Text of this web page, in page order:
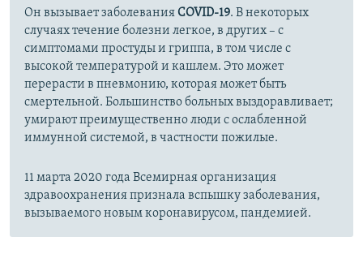
Он вызывает заболеванияCOVID-19. В некоторых
случаях течение болезни легкое, в других – с
симптомами простуды и гриппа, в том числе с
высокой температурой и кашлем. Это может
перерасти в пневмонию, которая может быть
смертельной. Большинство больных выздоравливает;
умирают преимущественно люди с ослабленной
иммунной системой, в частности пожилые.
11 марта 2020 года Всемирная организация
здравоохранения признала вспышку заболевания,
вызываемого новым коронавирусом, пандемией.